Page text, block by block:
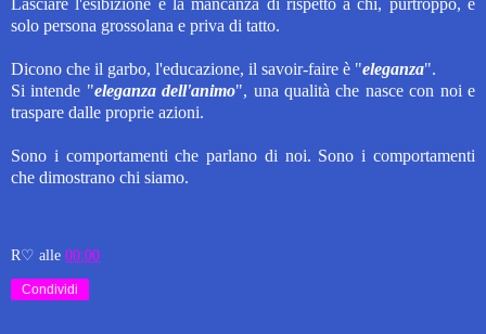
solo persona grossolana e priva di tatto.
Dicono che il garbo, l'educazione, il savoir-faire è "eleganza".
Si intende "eleganza dell'animo", una qualità che nasce con noi e
traspare dalle proprie azioni.
Sono i comportamenti che parlano di noi. Sono i comportamenti
che dimostrano chi siamo.
R♡ alle 00:00
Condividi